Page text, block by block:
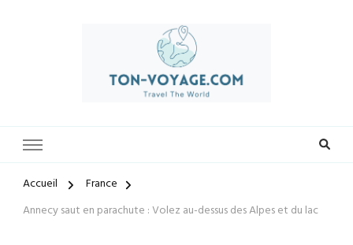
meilleures offres et créez des souvenirs inoubliables. Explorez le
Accueil
France
Annecy saut en parachute : Volez au-dessus des Alpes et du lac